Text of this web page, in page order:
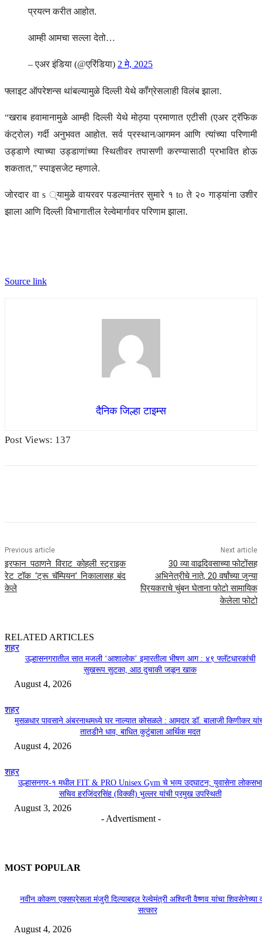
प्रयत्न करीत आहोत.
आम्ही आमचा सल्ला देतो…
– एअर इंडिया (@एरिंडिया) 2 मे, 2025
फ्लाइट ऑपरेशन्स थांबल्यामुळे दिल्ली येथे कॉंग्रेसलाही विलंब झाला.
“खराब हवामानामुळे आम्ही दिल्ली येथे मोठ्या प्रमाणात एटीसी (एअर ट्रॅफिक
कंट्रोल) गर्दी अनुभवत आहोत. सर्व प्रस्थान/आगमन आणि त्यांच्या परिणामी
उड्डाणे त्याच्या उड्डाणांच्या स्थितीवर तपासणी करण्यासाठी प्रभावित होऊ
शकतात,” स्पाइसजेट म्हणाले.
जोरदार वा s ्यामुळे वायरवर पडल्यानंतर सुमारे १ to ते २० गाड्यांना उशीर
झाला आणि दिल्ली विभागातील रेल्वेमार्गावर परिणाम झाला.
Source link
दैनिक जिल्हा टाइम्स
Post Views: 137
Previous article
इरफान पठाणने विराट कोहली स्ट्राइक
रेट टॉक ‘ट्रू चॅम्पियन’ निकालासह बंद
केले
Next article
30 व्या वाढदिवसाच्या फोटोंसह
अभिनेत्रीचे नाते, 20 वर्षांच्या जुन्या
प्रियकराचे चुंबन घेताना फोटो सामायिक
केलेला फोटो
RELATED ARTICLES
शहर
उल्हासनगरातील सात मजली ‘आशालोक’ इमारतीला भीषण आग : ४९ फ्लॅटधारकांची
सुखरूप सुटका, आठ दुचाकी जळून खाक
August 4, 2026
शहर
मुसळधार पावसाने अंबरनाथमध्ये घर नाल्यात कोसळले : आमदार डॉ. बालाजी किणीकर
तातडीने धाव, बाधित कुटुंबाला आर्थिक मदत
August 4, 2026
शहर
उल्हासनगर-१ मधील FIT & PRO Unisex Gym चे भव्य उद्घाटन; युवासेना लोकसभा
सचिव हरजिंदरसिंह (विक्की) भुल्लर यांची प्रमुख उपस्थिती
August 3, 2026
- Advertisment -
MOST POPULAR
नवीन कोकण एक्सप्रेसला मंजुरी दिल्याबद्दल रेल्वेमंत्री अश्विनी वैष्णव यांचा शिवसेनेच्या
सत्कार
August 4, 2026